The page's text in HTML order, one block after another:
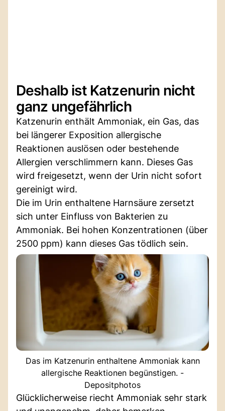
Deshalb ist Katzenurin nicht
ganz ungefährlich
Katzenurin enthält Ammoniak, ein Gas, das
bei längerer Exposition allergische
Reaktionen auslösen oder bestehende
Allergien verschlimmern kann. Dieses Gas
wird freigesetzt, wenn der Urin nicht sofort
gereinigt wird.
Die im Urin enthaltene Harnsäure zersetzt
sich unter Einfluss von Bakterien zu
Ammoniak. Bei hohen Konzentrationen (über
2500 ppm) kann dieses Gas tödlich sein.
Das im Katzenurin enthaltene Ammoniak kann
allergische Reaktionen begünstigen. -
Depositphotos
Glücklicherweise riecht Ammoniak sehr stark